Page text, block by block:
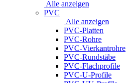
Alle anzeigen
PVC
Alle anzeigen
PVC-Platten
PVC-Rohre
PVC-Vierkantrohre
PVC-Rundstäbe
PVC-Flachprofile
PVC-U-Profile